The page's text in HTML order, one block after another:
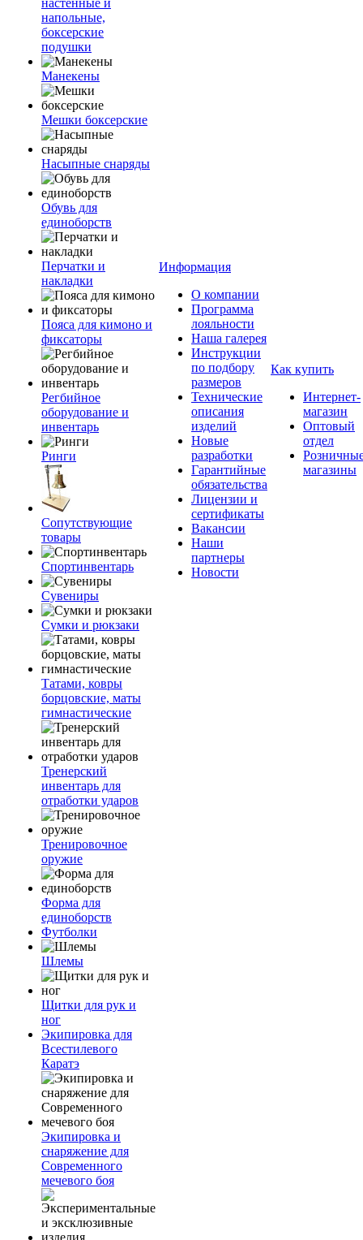
настенные и
напольные,
боксерские
подушки
Манекены
Мешки боксерские
Насыпные снаряды
Обувь для
единоборств
Перчатки и
накладки
Пояса для кимоно и
фиксаторы
Регбийное
оборудование и
инвентарь
Ринги
Сопутствующие
товары
Спортинвентарь
Сувениры
Сумки и рюкзаки
Татами, ковры
борцовские, маты
гимнастические
Тренерский
инвентарь для
отработки ударов
Тренировочное
оружие
Форма для
единоборств
Футболки
Шлемы
Щитки для рук и
ног
Экипировка для
Всестилевого
Каратэ
Экипировка и
снаряжение для
Современного
мечевого боя
Информация
О компании
Программа
лояльности
Наша галерея
Инструкции
по подбору
размеров
Технические
описания
изделий
Новые
разработки
Гарантийные
обязательства
Лицензии и
сертификаты
Вакансии
Наши
партнеры
Новости
Как купить
Интернет-
магазин
Оптовый
отдел
магазины